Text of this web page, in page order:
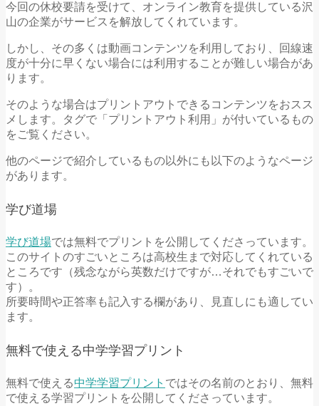
今回の休校要請を受けて、オンライン教育を提供している沢
山の企業がサービスを解放してくれています。
しかし、その多くは動画コンテンツを利用しており、回線速
度が十分に早くない場合には利用することが難しい場合があ
ります。
そのような場合はプリントアウトできるコンテンツをおスス
メします。タグで「プリントアウト利用」が付いているもの
をご覧ください。
他のページで紹介しているもの以外にも以下のようなページ
があります。
学び道場
学び道場では無料でプリントを公開してくださっています。
このサイトのすごいところは高校生まで対応してくれている
ところです（残念ながら英数だけですが…それでもすごいで
す）。
所要時間や正答率も記入する欄があり、見直しにも適してい
ます。
無料で使える中学学習プリント
無料で使える中学学習プリント ではその名前のとおり、無料
で使える学習プリントを公開してくださっています。